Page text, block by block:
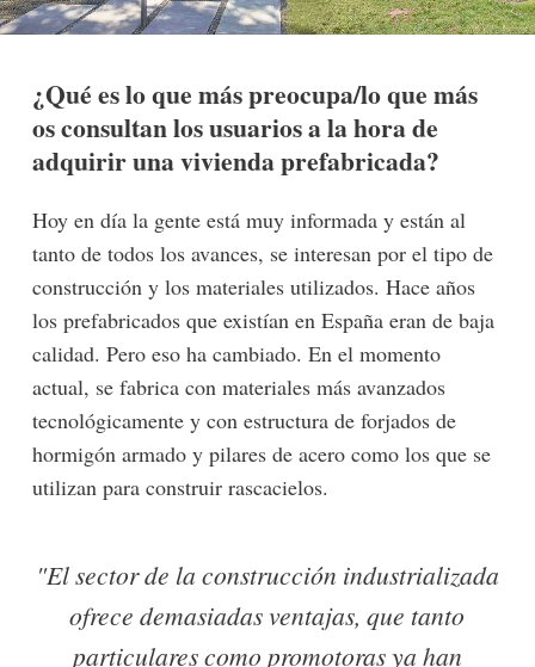
¿Qué es lo que más preocupa/lo que más
os consultan los usuarios a la hora de
adquirir una vivienda prefabricada?
Hoy en día la gente está muy informada y están al
tanto de todos los avances, se interesan por el tipo de
construcción y los materiales utilizados. Hace años
los prefabricados que existían en España eran de baja
calidad. Pero eso ha cambiado. En el momento
actual, se fabrica con materiales más avanzados
tecnológicamente y con estructura de forjados de
hormigón armado y pilares de acero como los que se
utilizan para construir rascacielos.
"El sector de la construcción industrializada
ofrece demasiadas ventajas, que tanto
particulares como promotoras ya han